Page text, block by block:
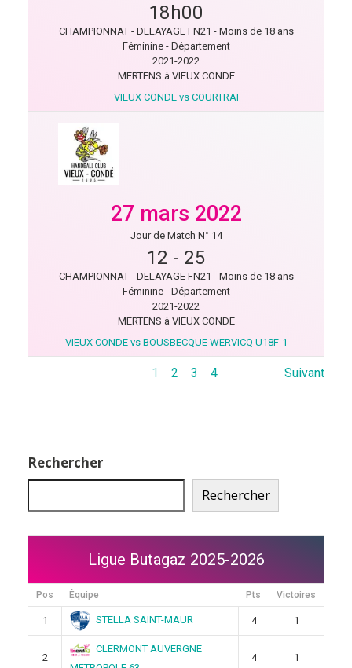
18h00
CHAMPIONNAT - DELAYAGE FN21 - Moins de 18 ans
Féminine - Département
2021-2022
MERTENS à VIEUX CONDE
VIEUX CONDE vs COURTRAI
27 mars 2022
Jour de Match N° 14
12 - 25
CHAMPIONNAT - DELAYAGE FN21 - Moins de 18 ans
Féminine - Département
2021-2022
MERTENS à VIEUX CONDE
VIEUX CONDE vs BOUSBECQUE WERVICQ U18F-1
1 2 3 4 Suivant
Rechercher
Rechercher
Ligue Butagaz 2025-2026
Pos Équipe Pts Victoires
1 STELLA SAINT-MAUR 4 1
2
CLERMONT AUVERGNE
4 1